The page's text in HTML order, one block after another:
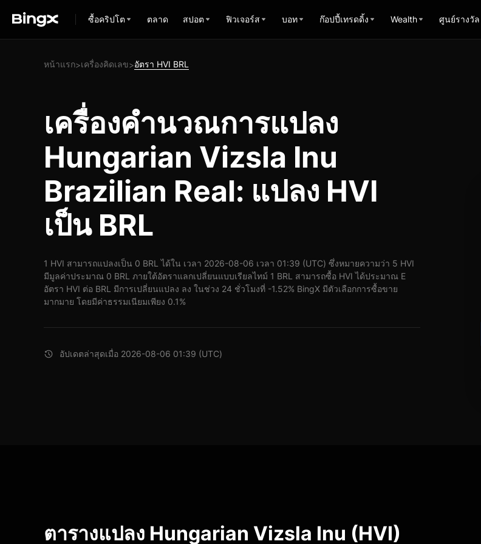
ซื้อคริปโต ตลาด สปอต ฟิวเจอร์ส บอท ก๊อปปี้เทรดดิ้ง Wealth ศูนย์รางวัล
หน้าแรก>เครื่องคิดเลข>อัตรา HVI BRL
เครื่องคำนวณการแปลง
Hungarian Vizsla Inu
Brazilian Real: แปลง HVI
เป็น BRL
1 HVI สามารถแปลงเป็น 0 BRL ได้ใน เวลา 2026-08-06 เวลา 01:39 (UTC) ซึ่งหมายความว่า 5 HVI
มีมูลค่าประมาณ 0 BRL ภายใต้อัตราแลกเปลี่ยนแบบเรียลไทม์ 1 BRL สามารถซื้อ HVI ได้ประมาณ E
อัตรา HVI ต่อ BRL มีการเปลี่ยนแปลง ลง ในช่วง 24 ชั่วโมงที่ -1.52% BingX มีตัวเลือกการซื้อขาย
มากมาย โดยมีค่าธรรมเนียมเพียง 0.1%
อัปเดตล่าสุดเมื่อ 2026-08-06 01:39 (UTC)
ตารางแปลง Hungarian Vizsla Inu (HVI)